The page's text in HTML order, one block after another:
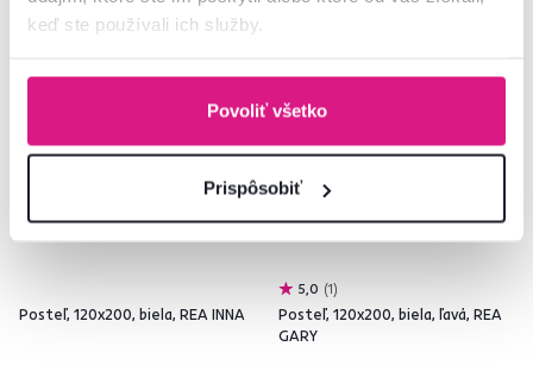
keď ste používali ich služby.
Povoliť všetko
Prispôsobiť
Zadarmo
Posteľ, 120x200, biela, REA INNA
5,0 1
Posteľ, 120x200, biela, ľavá, REA
GARY